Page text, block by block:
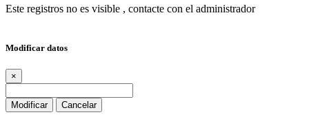
Este registros no es visible , contacte con el administrador
Modificar datos
×
Modificar Cancelar